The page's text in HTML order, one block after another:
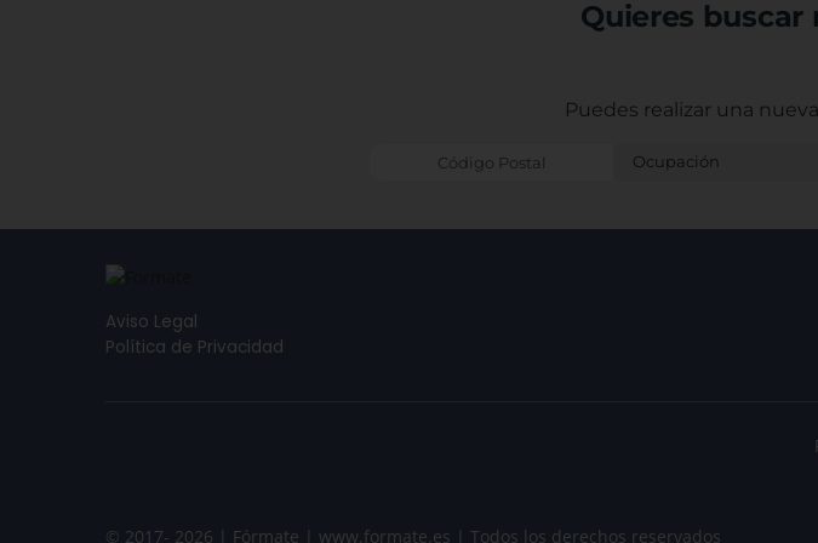
Quieres buscar
Puedes realizar una
Aviso Legal
Política de Privacidad
© 2017- 2026 | Fórmate | www.formate.es | Todos los derechos reservados